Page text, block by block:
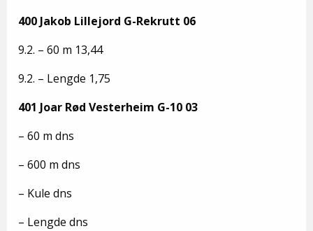
400 Jakob Lillejord G-Rekrutt 06
9.2. – 60 m 13,44
9.2. – Lengde 1,75
401 Joar Rød Vesterheim G-10 03
– 60 m dns
– 600 m dns
– Kule dns
– Lengde dns